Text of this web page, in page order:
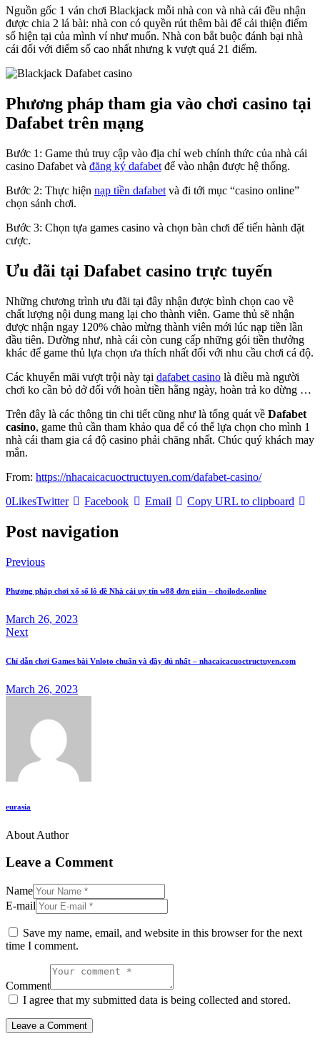
Nguồn gốc 1 ván chơi Blackjack mỗi nhà con và nhà cái đều nhận
được chia 2 lá bài: nhà con có quyền rút thêm bài để cải thiện điểm
số hiện tại của mình ví như muốn. Nhà con bắt buộc đánh bại nhà
cái đối với điểm số cao nhất nhưng k vượt quá 21 điểm.
Phương pháp tham gia vào chơi casino tại
Dafabet trên mạng
Bước 1: Game thủ truy cập vào địa chỉ web chính thức của nhà cái
casino Dafabet và đăng ký dafabet để vào nhận được hệ thống.
Bước 2: Thực hiện nạp tiền dafabet và đi tới mục “casino online”
chọn sảnh chơi.
Bước 3: Chọn tựa games casino và chọn bàn chơi để tiến hành đặt
cược.
Ưu đãi tại Dafabet casino trực tuyến
Những chương trình ưu đãi tại đây nhận được bình chọn cao về
chất lượng nội dung mang lại cho thành viên. Game thủ sẽ nhận
được nhận ngay 120% chào mừng thành viên mới lúc nạp tiền lần
đầu tiên. Dường như, nhà cái còn cung cấp những gói tiền thưởng
khác để game thủ lựa chọn ưa thích nhất đối với nhu cầu chơi cá độ.
Các khuyến mãi vượt trội này tại dafabet casino là điều mà người
chơi ko cần bỏ dở đối với hoàn tiền hằng ngày, hoàn trả ko dừng …
Trên đây là các thông tin chi tiết cũng như là tổng quát về Dafabet
casino, game thủ cần tham khảo qua để có thể lựa chọn cho mình 1
nhà cái tham gia cá độ casino phải chăng nhất. Chúc quý khách may
mắn.
From: https://nhacaicacuoctructuyen.com/dafabet-casino/
0LikesTwitter Facebook Email Copy URL to clipboard
Post navigation
Previous
Phương pháp chơi xổ số lô đề Nhà cái uy tín w88 đơn giản – choilode.online
March 26, 2023
Next
Chỉ dẫn chơi Games bài Vnloto chuẩn và đầy đủ nhất – nhacaicacuoctructuyen.com
March 26, 2023
eurasia
About Author
Leave a Comment
Name
E-mail
Save my name, email, and website in this browser for the next
time I comment.
Comment
I agree that my submitted data is being collected and stored.